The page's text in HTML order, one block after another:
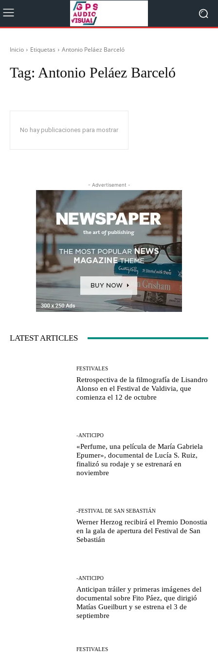
Inicio Etiquetas Antonio Peláez Barceló
Tag: Antonio Peláez Barceló
No hay publicaciones para mostrar
- Advertisement -
LATEST ARTICLES
FESTIVALES
Retrospectiva de la filmografía de Lisandro
Alonso en el Festival de Valdivia, que
comienza el 12 de octubre
-ANTICIPO
«Perfume, una película de María Gabriela
Epumer», documental de Lucía S. Ruiz,
finalizó su rodaje y se estrenará en
noviembre
-FESTIVAL DE SAN SEBASTIÁN
Werner Herzog recibirá el Premio Donostia
en la gala de apertura del Festival de San
Sebastián
-ANTICIPO
Anticipan tráiler y primeras imágenes del
documental sobre Fito Páez, que dirigió
Matías Gueilburt y se estrena el 3 de
septiembre
FESTIVALES